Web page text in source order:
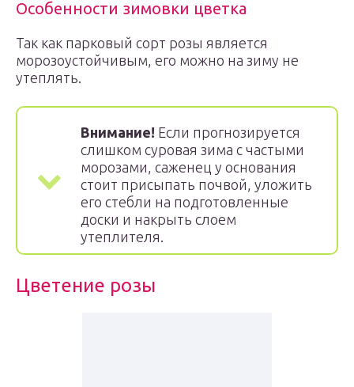
Особенности зимовки цветка
Так как парковый сорт розы является
морозоустойчивым, его можно на зиму не
утеплять.
Внимание! Если прогнозируется
слишком суровая зима с частыми
морозами, саженец у основания
стоит присыпать почвой, уложить
его стебли на подготовленные
доски и накрыть слоем
утеплителя.
Цветение розы